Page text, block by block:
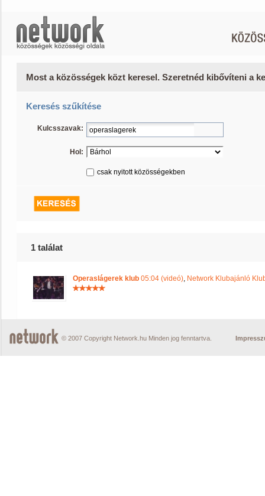
Most a közösségek közt keresel. Szeretnéd kibővíteni a
Keresés szűkítése
Kulcsszavak:
Hol:
csak nyitott közösségekben
1 találat
Operaslágerek klub 05:04 (videó), Network Klubajánló
© 2007 Copyright Network.hu Minden jog fenntartva.